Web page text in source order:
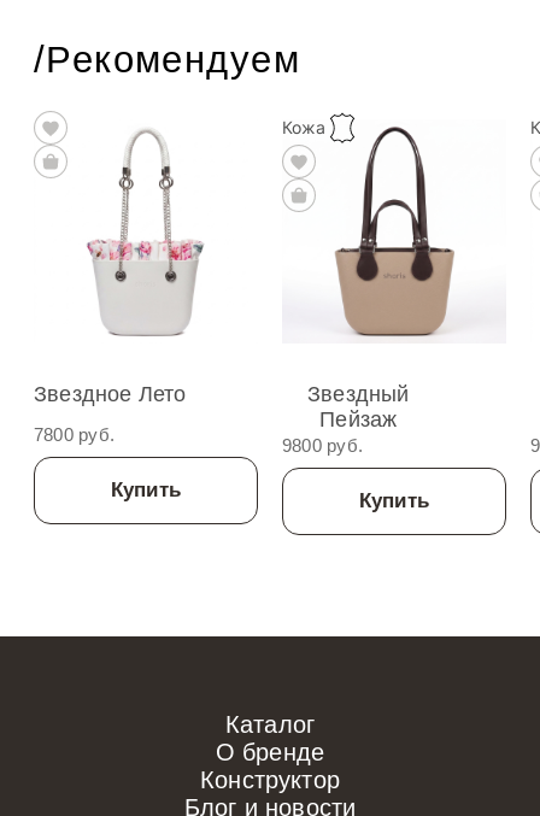
/Рекомендуем
Звездное Лето
7800 руб.
Купить
Кожа
Звездный
Пейзаж
9800 руб.
Купить
Каталог
О бренде
Конструктор
Блог и новости